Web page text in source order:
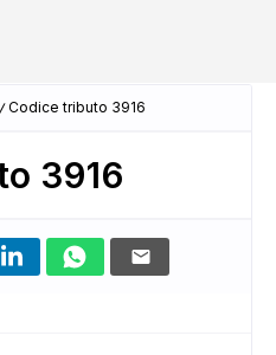
Codice tributo 3916
3916